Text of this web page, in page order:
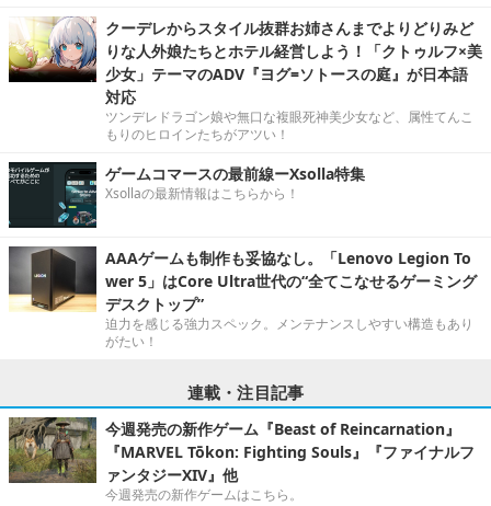
クーデレからスタイル抜群お姉さんまでよりどりみど
りな人外娘たちとホテル経営しよう！「クトゥルフ×美
少女」テーマのADV『ヨグ=ソトースの庭』が日本語
対応
ツンデレドラゴン娘や無口な複眼死神美少女など、属性てんこ
もりのヒロインたちがアツい！
ゲームコマースの最前線ーXsolla特集
Xsollaの最新情報はこちらから！
AAAゲームも制作も妥協なし。「Lenovo Legion To
wer 5」はCore Ultra世代の“全てこなせるゲーミング
デスクトップ”
迫力を感じる強力スペック。メンテナンスしやすい構造もあり
がたい！
連載・注目記事
今週発売の新作ゲーム『Beast of Reincarnation』
『MARVEL Tōkon: Fighting Souls』『ファイナルフ
ァンタジーXIV』他
今週発売の新作ゲームはこちら。